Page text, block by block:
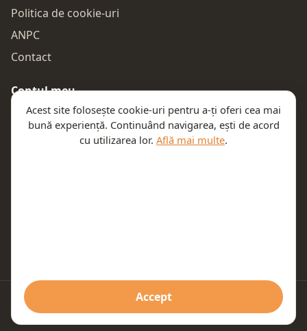
Politica de cookie-uri
ANPC
Contact
Contul meu
Autentificare
Comenzile mele
© 2026 Teeny. Toate drepturile rezervate.
Acest site folosește cookie-uri pentru a-ți oferi cea mai
bună experiență. Continuând navigarea, ești de acord
cu utilizarea lor. Află mai multe.
Accept